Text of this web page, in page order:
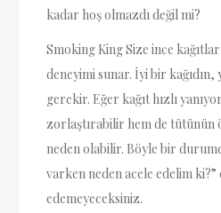
kadar hoş olmazdı değil mi?
Smoking King Size ince
deneyimi sunar. İyi bir kağıdın,
gerekir. Eğer kağıt hızlı
zorlaştırabilir hem de tütünün
neden olabilir. Böyle bir
varken neden acele edelim
edemeyeceksiniz.